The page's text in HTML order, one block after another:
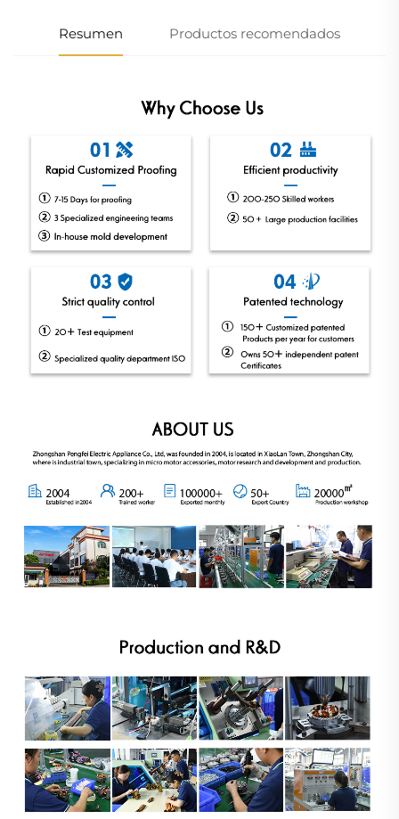
Resumen Productos recomendados